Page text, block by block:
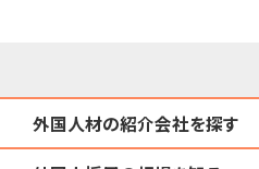
外国人材の紹介会社を探す